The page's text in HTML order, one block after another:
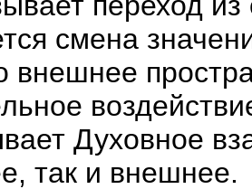
смена
внешнее
Духовное
так и внешнее.